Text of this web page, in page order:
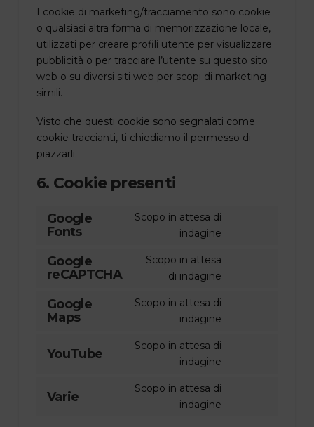
I cookie di marketing/tracciamento sono cookie
o qualsiasi altra forma di memorizzazione locale,
utilizzati per creare profili utente per visualizzare
pubblicità o per tracciare l’utente su questo sito
web o su diversi siti web per scopi di marketing
simili.
Visto che questi cookie sono segnalati come
cookie traccianti, ti chiediamo il permesso di
piazzarli.
6. Cookie presenti
Google
Fonts
Scopo in attesa di
indagine
Google
reCAPTCHA
Scopo in attesa
di indagine
Google
Maps
Scopo in attesa di
indagine
YouTube
Scopo in attesa di
indagine
Varie
Scopo in attesa di
indagine